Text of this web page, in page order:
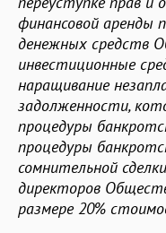
финансовой аренды
денежных средств
инвестиционные
наращивание
задолженности,
процедуры
процедуры
сомнительной
директоров
размере 20%